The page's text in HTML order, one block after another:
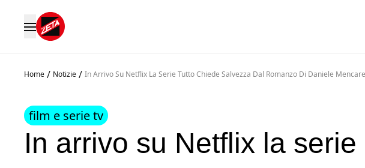
Home / Notizie / In Arrivo Su Netflix La Serie Tutto Chiede Salvezza Dal Romanzo Di Daniele
film e serie tv
In arrivo su Netflix la